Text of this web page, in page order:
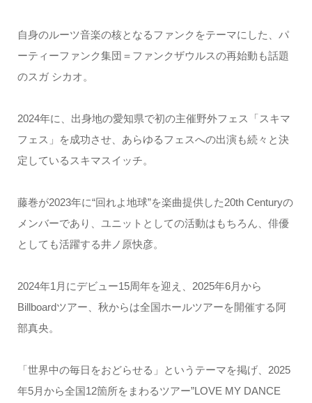
自身のルーツ音楽の核となるファンクをテーマにした、パ
ーティーファンク集団＝ファンクザウルスの再始動も話題
のスガ シカオ。
2024年に、出身地の愛知県で初の主催野外フェス「スキマ
フェス」を成功させ、あらゆるフェスへの出演も続々と決
定しているスキマスイッチ。
藤巻が2023年に“回れよ地球”を楽曲提供した20th Centuryの
メンバーであり、ユニットとしての活動はもちろん、俳優
としても活躍する井ノ原快彦。
2024年1月にデビュー15周年を迎え、2025年6月から
Billboardツアー、秋からは全国ホールツアーを開催する阿
部真央。
「世界中の毎日をおどらせる」というテーマを掲げ、2025
年5月から全国12箇所をまわるツアー”LOVE MY DANCE